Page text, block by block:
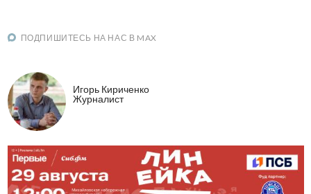
ПОДПИШИТЕСЬ НА НАС В MAX
Игорь Кириченко
Журналист